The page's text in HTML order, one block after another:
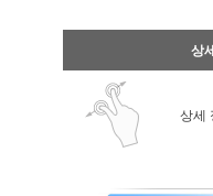
상
상세